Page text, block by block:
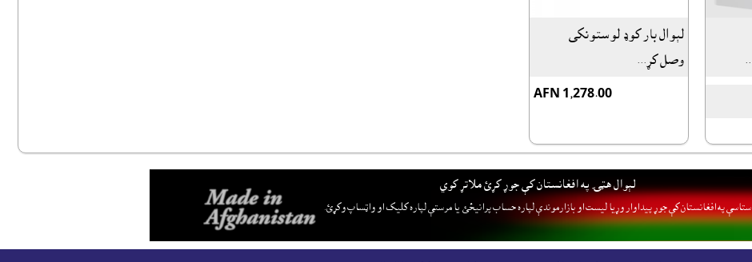
لېوال بار کوډ لوستونکى
وصل کړ...
AFN 1,278.00
لېوال هټۍ په افغانستان کې جوړ کړئ ملاتړ کوي
ستاسې په افغانستان کې جوړ پيداوار وړيا ليست او بازارموندې لپاره حساب پرانيځئ يا مرستې لپاره کليک او واټساپ وکړئ.